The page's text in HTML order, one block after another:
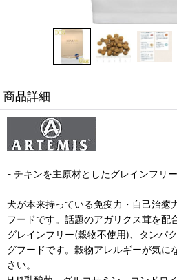
商品詳細
- チキンを主原材としたグレインフリ
犬が本来持っている免疫力・自己治癒
フードです。話題のアガリクス茸を配合
グレインフリー(穀物不使用)、タンパ
グフードです。穀物アレルギーが気に
さい。